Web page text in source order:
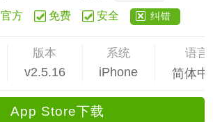
官方 免费 安全 纠错
版本
v2.5.16
系统
iPhone
语言
简体中
App Store下载